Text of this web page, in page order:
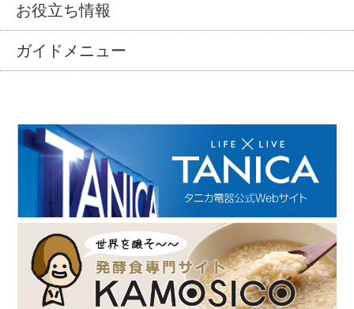
お役立ち情報
ガイドメニュー